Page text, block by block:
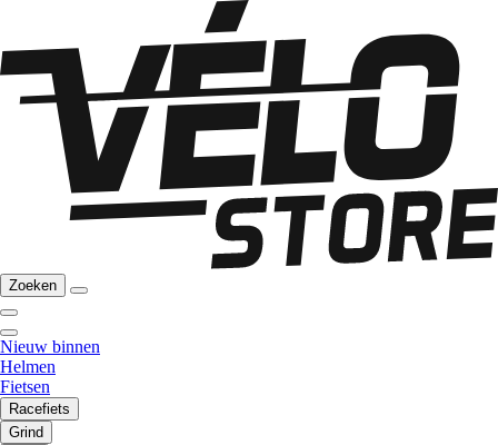
Zoeken
Nieuw binnen
Helmen
Fietsen
Racefiets
Grind